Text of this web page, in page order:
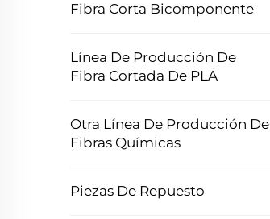
Fibra Corta Bicomponente
Línea De Producción De
Fibra Cortada De PLA
Otra Línea De Producción De
Fibras Químicas
Piezas De Repuesto